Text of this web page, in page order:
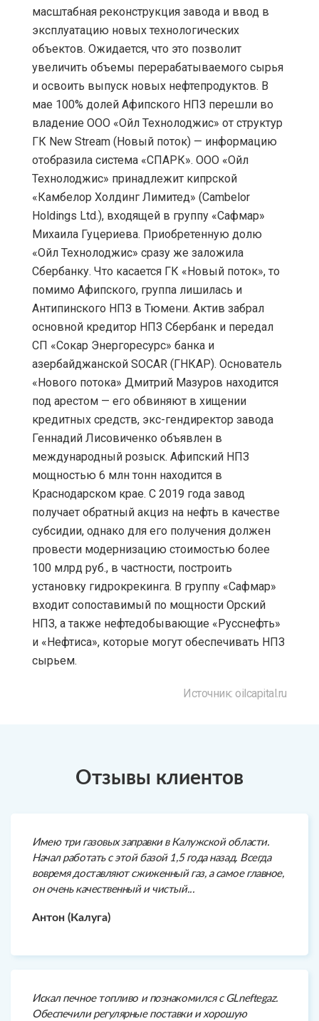
масштабная реконструкция завода и ввод в
эксплуатацию новых технологических
объектов. Ожидается, что это позволит
увеличить объемы перерабатываемого сырья
и освоить выпуск новых нефтепродуктов. В
мае 100% долей Афипского НПЗ перешли во
владение ООО «Ойл Технолоджис» от структур
ГК New Stream (Новый поток) — информацию
отобразила система «СПАРК». ООО «Ойл
Технолоджис» принадлежит кипрской
«Камбелор Холдинг Лимитед» (Cambelor
Holdings Ltd.), входящей в группу «Сафмар»
Михаила Гуцериева. Приобретенную долю
«Ойл Технолоджис» сразу же заложила
Сбербанку. Что касается ГК «Новый поток», то
помимо Афипского, группа лишилась и
Антипинского НПЗ в Тюмени. Актив забрал
основной кредитор НПЗ Сбербанк и передал
СП «Сокар Энергоресурс» банка и
азербайджанской SOCAR (ГНКАР). Основатель
«Нового потока» Дмитрий Мазуров находится
под арестом — его обвиняют в хищении
кредитных средств, экс-гендиректор завода
Геннадий Лисовиченко объявлен в
международный розыск. Афипский НПЗ
мощностью 6 млн тонн находится в
Краснодарском крае. С 2019 года завод
получает обратный акциз на нефть в качестве
субсидии, однако для его получения должен
провести модернизацию стоимостью более
100 млрд руб., в частности, построить
установку гидрокрекинга. В группу «Сафмар»
входит сопоставимый по мощности Орский
НПЗ, а также нефтедобывающие «Русснефть»
и «Нефтиса», которые могут обеспечивать НПЗ
сырьем.
Источник: oilcapital.ru
Отзывы клиентов
Имею три газовых заправки в Калужской области.
Начал работать с этой базой 1,5 года назад. Всегда
вовремя доставляют сжиженный газ, а самое главное,
он очень качественный и чистый...
Антон (Калуга)
Искал печное топливо и познакомился с GLneftegaz.
Обеспечили регулярные поставки и хорошую